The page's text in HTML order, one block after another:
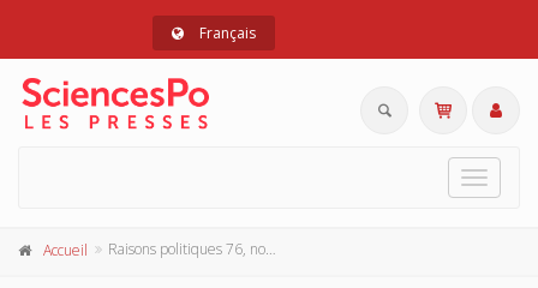
Français
Toggle
Accueil Raisons politiques 76, novembre 2019